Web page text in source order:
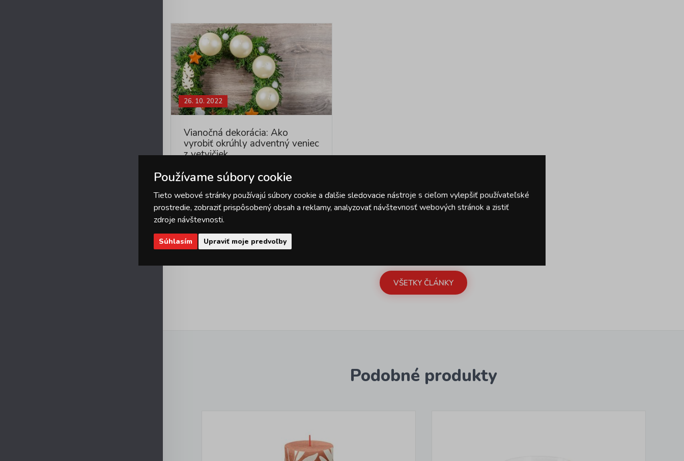
26. 10. 2022
Vianočná dekorácia: Ako
vyrobiť okrúhly adventný veniec
z vetvičiek
Pekný adventný venček vyrobíte
jednoducho z jedľových či
douglaskových vetvičiek. Tmavozelená
je…
Celý článok
VŠETKY ČLÁNKY
Podobné produkty
Používame súbory cookie
Tieto webové stránky používajú súbory cookie a ďalšie sledovacie nástroje s cieľom vylepšiť používateľské
prostredie, zobraziť prispôsobený obsah a reklamy, analyzovať návštevnosť webových stránok a zistiť
zdroje návštevnosti.
Súhlasím Upraviť moje predvoľby